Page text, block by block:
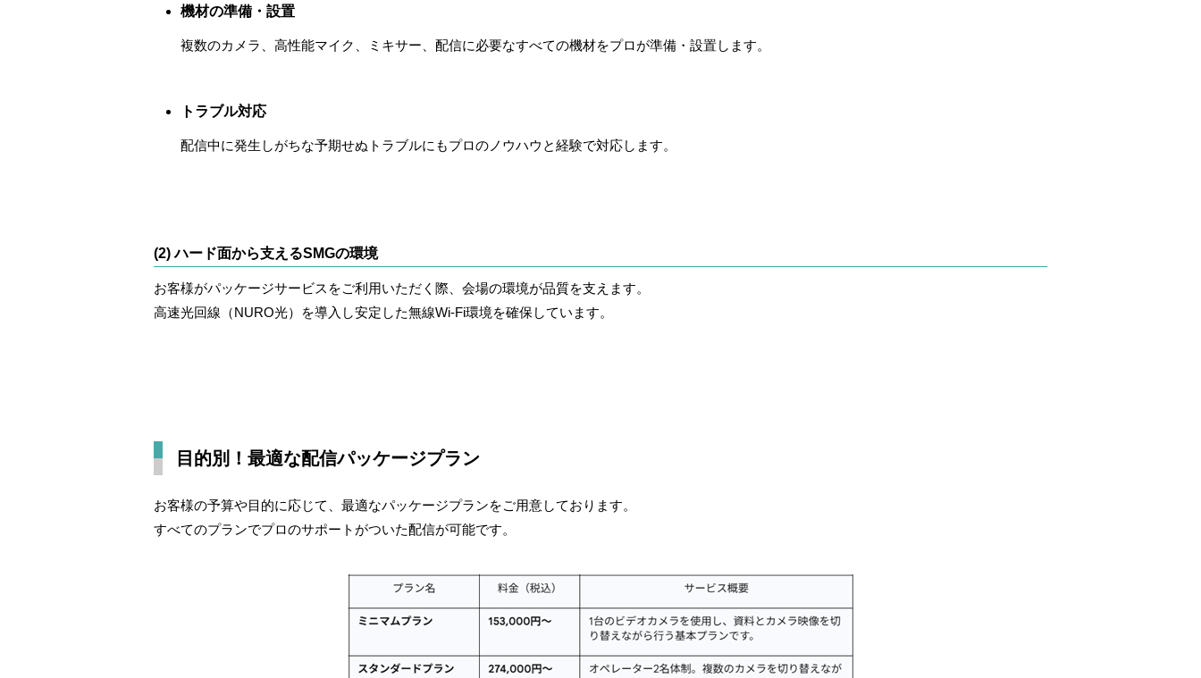
機材の準備・設置
複数のカメラ、高性能マイク、ミキサー、配信に必要なすべての機材をプロが準備・設置します。
トラブル対応
配信中に発生しがちな予期せぬトラブルにもプロのノウハウと経験で対応します。
(2) ハード面から支えるSMGの環境
お客様がパッケージサービスをご利用いただく際、会場の環境が品質を支えます。
高速光回線（NURO光）を導入し安定した無線Wi-Fi環境を確保しています。
目的別！最適な配信パッケージプラン
お客様の予算や目的に応じて、最適なパッケージプランをご用意しております。
すべてのプランでプロのサポートがついた配信が可能です。